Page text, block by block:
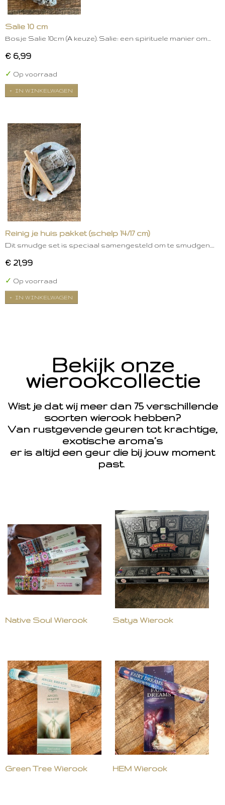
Salie 10 cm
Bosje Salie 10cm (A keuze). Salie: een spirituele manier om…
€ 6,99
✓ Op voorraad
IN WINKELWAGEN
Reinig je huis pakket (schelp 14/17 cm)
Dit smudge set is speciaal samengesteld om te smudgen.…
€ 21,99
✓ Op voorraad
IN WINKELWAGEN
Bekijk onze
wierookcollectie
Wist je dat wij meer dan 75 verschillende
soorten wierook hebben?
Van rustgevende geuren tot krachtige,
exotische aroma’s
er is altijd een geur die bij jouw moment
past.
Native Soul Wierook Satya Wierook
Green Tree Wierook HEM Wierook